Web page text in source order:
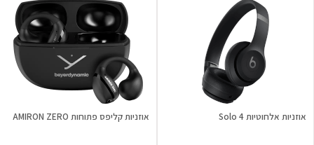
אוזניות אלחוטיות Solo 4 אוזניות קליפס פתוחות AMIRON ZERO